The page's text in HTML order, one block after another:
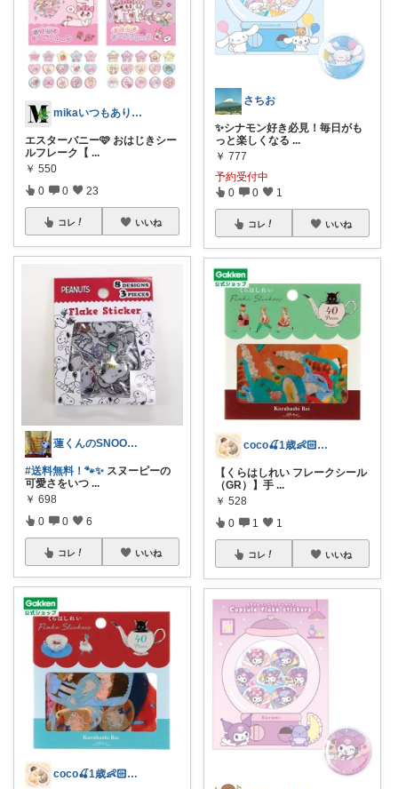
mikaいつもありがとうございます🩷
エスターバニー🩷 おはじきシー
ルフレーク【 ...
￥ 550
0 0 23
コレ いいね
蓮くんのSNOOPYおすすめROOM
#送料無料！🐾✨ スヌーピーの
可愛さをいつ ...
￥ 698
0 0 6
コレ いいね
coco🍒1歳👶🏻5歳🐈
さちお
✨シナモン好き必見！毎日がも
っと楽しくなる ...
￥ 777
予約受付中
0 0 1
コレ いいね
coco🍒1歳👶🏻5歳🐈
【くらはしれい フレークシール
（GR）】手 ...
￥ 528
0 1 1
コレ いいね